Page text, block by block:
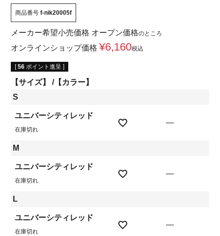
商品番号 f-nik20005f
メーカー希望小売価格 オープン価格のところ
オンラインショップ価格 ¥6,160税込
[ 56 ポイント進呈 ]
【サイズ】
【カラー】
S
ユニバーシティレッド
在庫切れ
—
M
ユニバーシティレッド
在庫切れ
—
L
ユニバーシティレッド
在庫切れ
—